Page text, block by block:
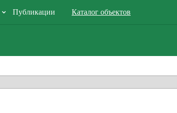
Публикации Каталог объектов